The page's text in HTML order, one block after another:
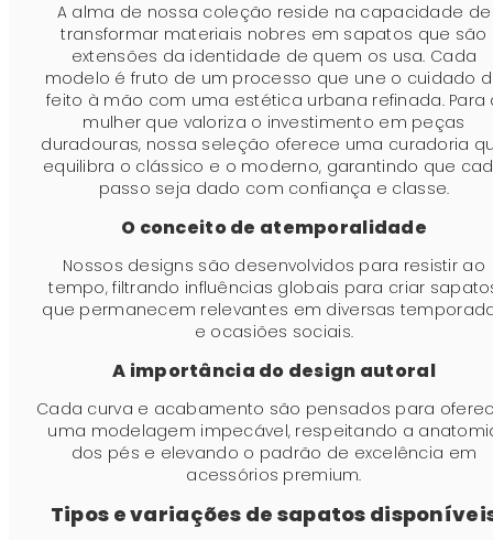
A alma de nossa coleção reside na capacidade de
transformar materiais nobres em sapatos que são
extensões da identidade de quem os usa. Cada
modelo é fruto de um processo que une o cuidado
feito à mão com uma estética urbana refinada. Para
mulher que valoriza o investimento em peças
duradouras, nossa seleção oferece uma curadoria
equilibra o clássico e o moderno, garantindo que
passo seja dado com confiança e classe.
O conceito de atemporalidade
Nossos designs são desenvolvidos para resistir ao
tempo, filtrando influências globais para criar
que permanecem relevantes em diversas
e ocasiões sociais.
A importância do design autoral
Cada curva e acabamento são pensados para
uma modelagem impecável, respeitando a
dos pés e elevando o padrão de excelência em
acessórios premium.
Tipos e variações de sapatos